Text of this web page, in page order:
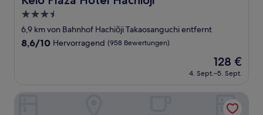
3.5-
Sterne-
Unterkunft
6,9 km von Bahnhof Hachiōji Takaosanguchi entfernt
8.6
Bewertungen)
8,6/10 Hervorragend (958 Bewertungen)
Der
Preis
beträgt
128 €
4. Sept.–5. Sept.